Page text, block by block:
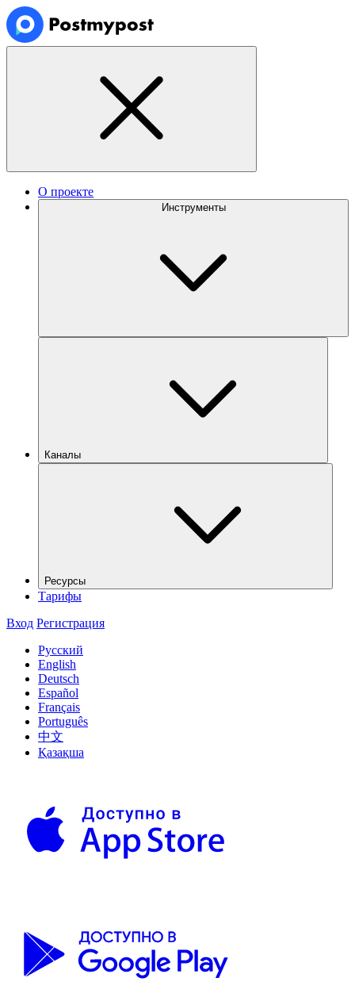
О проекте
Инструменты
Каналы
Ресурсы
Тарифы
Вход Регистрация
Русский
English
Deutsch
Español
Français
Português
中文
Қазақша